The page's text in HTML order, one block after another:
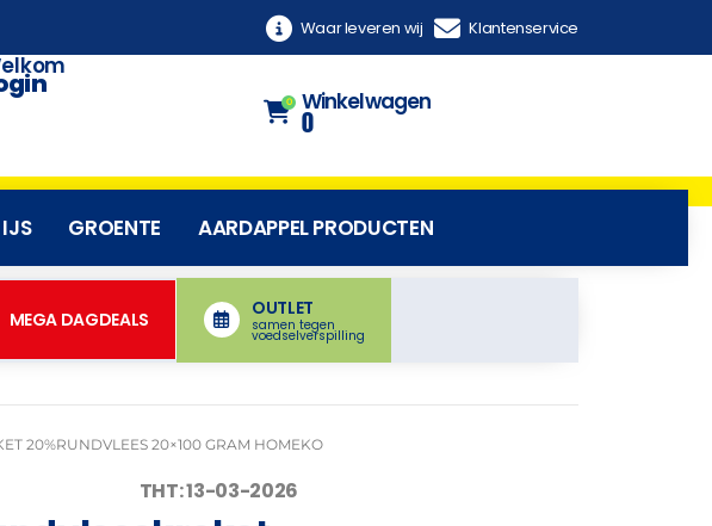
Waar leveren wij Klantenservice
0 Winkelwagen
0
IJS GROENTE AARDAPPEL PRODUCTEN
MEGA DAGDEALS
OUTLET
samen tegen
voedselverspilling
20%RUNDVLEES 20×100 GRAM HOMEKO
THT: 13-03-2026